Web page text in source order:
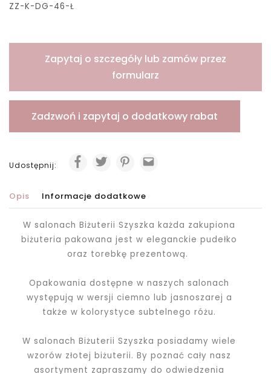
ZZ-K-DG-46-Ł
Zapytaj o szczegóły lub zamów przez
formularz
Zadzwoń i zapytaj o dodatkowy rabat
Udostępnij:
Opis Informacje dodatkowe
W salonach Biżuterii Szyszka każda zakupiona
biżuteria pakowana jestw eleganckie pudełko
oraz torebkę prezentową.
Opakowania dostępne w naszych salonach
występują w wersji ciemno lub jasnoszarej a
także w kolorystyce subtelnego różu.
W salonach Biżuterii Szyszka posiadamy wiele
wzorów złotej biżuterii. By poznać cały nasz
asortyment zapraszamy do odwiedzenia